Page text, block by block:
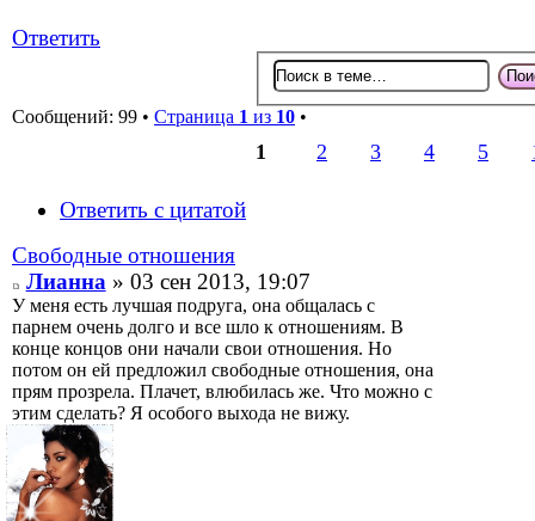
Ответить
Сообщений: 99 • Страница 1 из 10 •
1 2 3 4 5
Ответить с цитатой
Свободные отношения
Лианна» 03 сен 2013, 19:07
У меня есть лучшая подруга, она общалась с
парнем очень долго и все шло к отношениям. В
конце концов они начали свои отношения. Но
потом он ей предложил свободные отношения, она
прям прозрела. Плачет, влюбилась же. Что можно с
этим сделать? Я особого выхода не вижу.